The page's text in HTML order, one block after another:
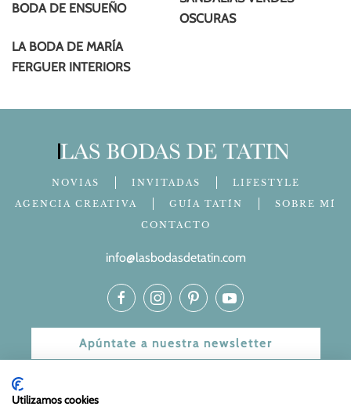
BODA DE ENSUEÑO
OSCURAS
LA BODA DE MARÍA
FERGUER INTERIORS
NOVIAS INVITADAS
LIFESTYLE
AGENCIA CREATIVA
GUÍA TATÍN
SOBRE MÍ
CONTACTO
info@lasbodasdetatin.com
Apúntate a nuestra newsletter
Utilizamos cookies